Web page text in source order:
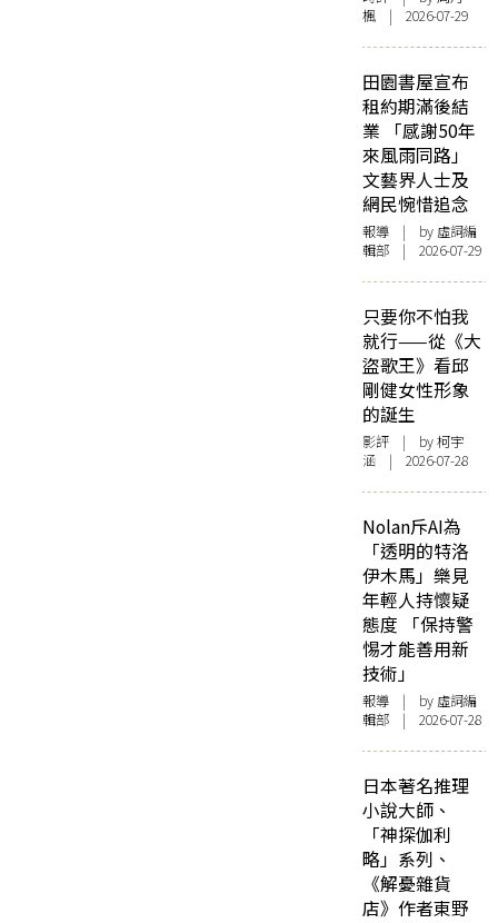
楓 | 2026-07-29
田園書屋宣布
租約期滿後結
業 「感謝50年
來風雨同路」
文藝界人士及
網民惋惜追念
報導 | by 虛詞編
輯部 | 2026-07-29
只要你不怕我
就行——從《大
盜歌王》看邱
剛健女性形象
的誕生
影評 | by 柯宇
涵 | 2026-07-28
Nolan斥AI為
「透明的特洛
伊木馬」樂見
年輕人持懷疑
態度 「保持警
惕才能善用新
技術」
報導 | by 虛詞編
輯部 | 2026-07-28
日本著名推理
小說大師、
「神探伽利
略」系列、
《解憂雜貨
店》作者東野